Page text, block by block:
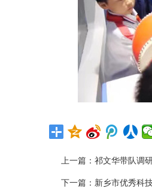
上一篇： 祁文华带队调
下一篇： 新乡市优秀科